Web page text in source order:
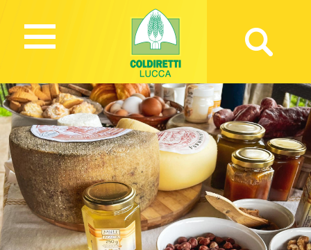
1344 Views